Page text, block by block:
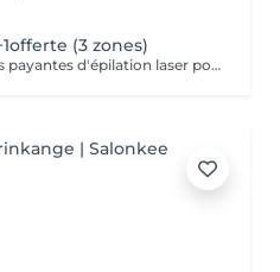
(3 zones)
Ce forfait comprend 5 séances payantes d'épilation laser pour 3 zones. La 6e séance est offerte. Le forfait doit être réglé à l'avance et n'est pas remboursable. Les séances sont à planifier selon les disponibilités.